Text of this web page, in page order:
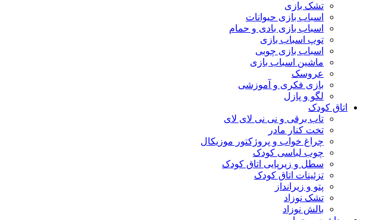
تشک بازی
اسباب بازی حیوانات
اسباب بازی بادی و حمام
توپ اسباب بازی
اسباب بازی چوبی
ماشین اسباب بازی
عروسک
بازی فکری و آموزشی
لگو و پازل
اتاق کودک
تاب برقی و نی نی لای لای
تخت کنار مادر
چراغ خواب و پروژکتور موزیکال
چوب لباسی کودک
سطل و زیرپایی اتاق کودک
تزئینات اتاق کودک
پتو و زیرانداز
تشک نوزاد
بالش نوزاد